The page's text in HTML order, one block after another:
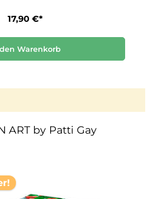
17,90 €*
Warenkorb
ART by Patti Gay